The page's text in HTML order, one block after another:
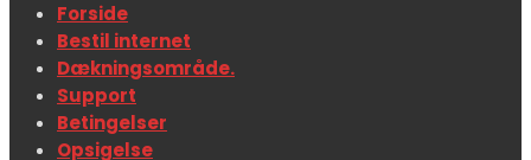
Forside
Bestil internet
Dækningsområde.
Support
Betingelser
Opsigelse